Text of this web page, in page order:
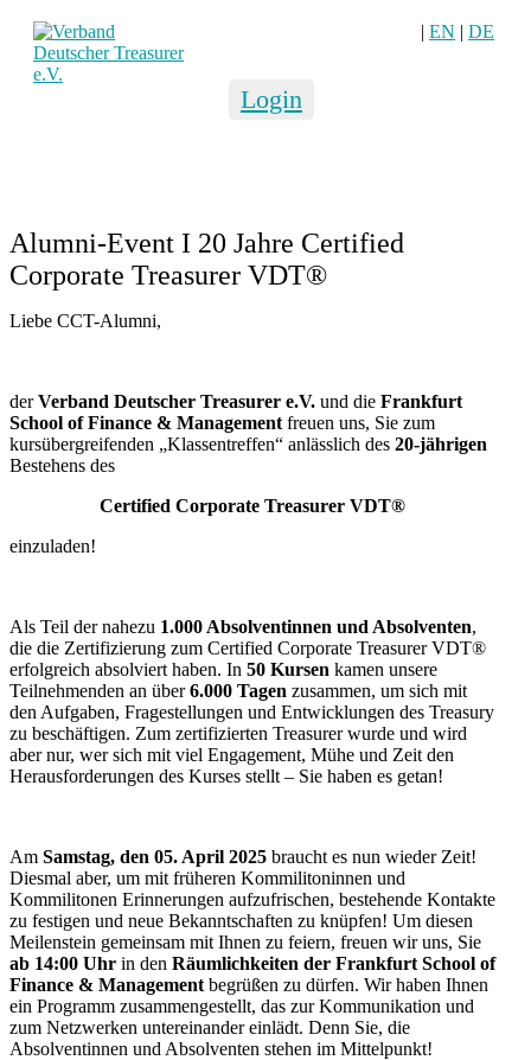
| EN | DE
Login
Alumni-Event I 20 Jahre Certified
Corporate Treasurer VDT®
Liebe CCT-Alumni,
derVerband Deutscher Treasurer e.V. und die Frankfurt
School of Finance & Management freuen uns, Sie zum
kursübergreifenden „Klassentreffen“ anlässlich des 20-jährigen
Bestehens des
Certified Corporate Treasurer VDT®
einzuladen!
Als Teil der nahezu 1.000 Absolventinnen und Absolventen,
die die Zertifizierung zum Certified Corporate Treasurer VDT®
erfolgreich absolviert haben. In 50 Kursen kamen unsere
Teilnehmenden an über6.000 Tagen zusammen, um sich mit
den Aufgaben, Fragestellungen und Entwicklungen des Treasury
zu beschäftigen. Zum zertifizierten Treasurer wurde und wird
aber nur, wer sich mit viel Engagement, Mühe und Zeit den
Herausforderungen des Kurses stellt – Sie haben es getan!
Am Samstag, den 05. April 2025 braucht es nun wieder Zeit!
Diesmal aber, um mit früheren Kommilitoninnen und
Kommilitonen Erinnerungen aufzufrischen, bestehende Kontakte
zu festigen und neue Bekanntschaften zu knüpfen! Um diesen
Meilenstein gemeinsam mit Ihnen zu feiern, freuen wir uns, Sie
ab 14:00 Uhr in den Räumlichkeiten der Frankfurt School of
Finance & Management begrüßen zu dürfen. Wir haben Ihnen
ein Programm zusammengestellt, das zur Kommunikation und
zum Netzwerken untereinander einlädt. Denn Sie, die
Absolventinnen und Absolventen stehen im Mittelpunkt!